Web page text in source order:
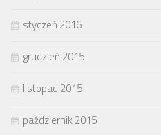
styczeń 2016
grudzień 2015
listopad 2015
październik 2015